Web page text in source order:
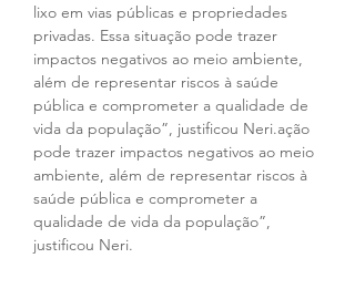
lixo em vias públicas e propriedades
privadas. Essa situação pode trazer
impactos negativos ao meio ambiente,
além de representar riscos à saúde
pública e comprometer a qualidade de
vida da população”, justificou Neri.ação
pode trazer impactos negativos ao meio
ambiente, além de representar riscos à
saúde pública e comprometer a
qualidade de vida da população”,
justificou Neri.